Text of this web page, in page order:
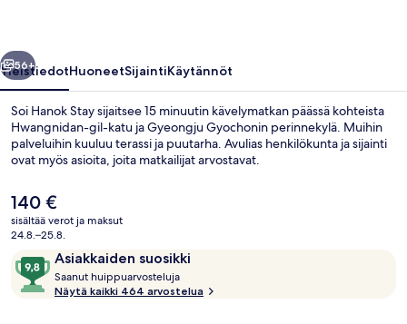
Seuraava
56+
YleistiedotHuoneetSijaintiKäytännöt
Soi Hanok Stay sijaitsee 15 minuutin kävelymatkan päässä kohteista
Hwangnidan-gil-katu ja Gyeongju Gyochonin perinnekylä. Muihin
palveluihin kuuluu terassi ja puutarha. Avulias henkilökunta ja sijainti
ovat myös asioita, joita matkailijat arvostavat.
Nykyinen
hinta
on
140 €
sisältää verot ja maksut
24.8.–25.8.
ArvostelutAsiakkaiden suosikki
9,8
kautta
10,
Saanut huippuarvosteluja
a
Näytä kaikki 464 arvostelua